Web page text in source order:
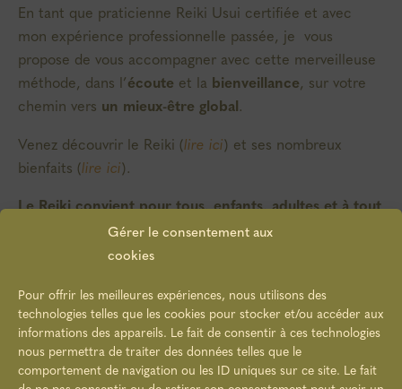
Gérer le consentement aux
cookies
Pour offrir les meilleures expériences, nous utilisons des
technologies telles que les cookies pour stocker et/ou accéder aux
informations des appareils. Le fait de consentir à ces technologies
nous permettra de traiter des données telles que le
comportement de navigation ou les ID uniques sur ce site. Le fait
En tant que praticienne Reiki Usui certifiée et avec
mon expérience professionnelle passée, je vous
propose de vous accompagner avec cette merveilleuse
méthode, dans l’ écoute et la bienveillance, sur votre
chemin vers un mieux-être global.
Venez découvrir le Reiki (lire ici) et ses nombreux
bienfaits (lire ici).
Le Reiki convient pour tous, enfants, adultes et à tout
Reiki
« Energie Universelle de Vie »